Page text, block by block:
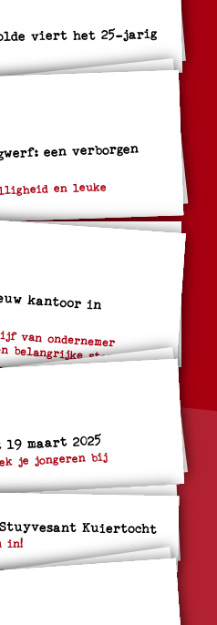
viert het 25-jarig
een verborgen
en leuke
kantoor in
van ondernemer
belangrijke stap gezet.
maart 2025
je jongeren bij
Kuiertocht
in!